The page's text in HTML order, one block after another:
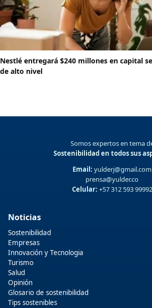
Nestlé entregará $240 millones en capital
de alto nivel
Somos expertos en tema
Sostenibilidad en todos sus
Email: yulderj@gmail.com
prensa@yulder.co
Celular: +57 312 593 99992
Noticias
Sostenibilidad
Empresas
Innovación y Tecnologia
Turismo
Salud
Opinión
Glosario de sostenibilidad
Tips sostenibles